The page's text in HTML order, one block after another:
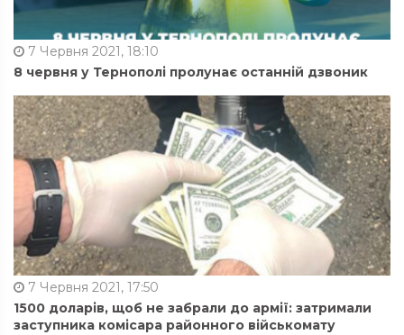
7 Червня 2021, 18:10
8 червня у Тернополі пролунає останній дзвоник
7 Червня 2021, 17:50
1500 доларів, щоб не забрали до армії: затримали
заступника комісара районного військомату